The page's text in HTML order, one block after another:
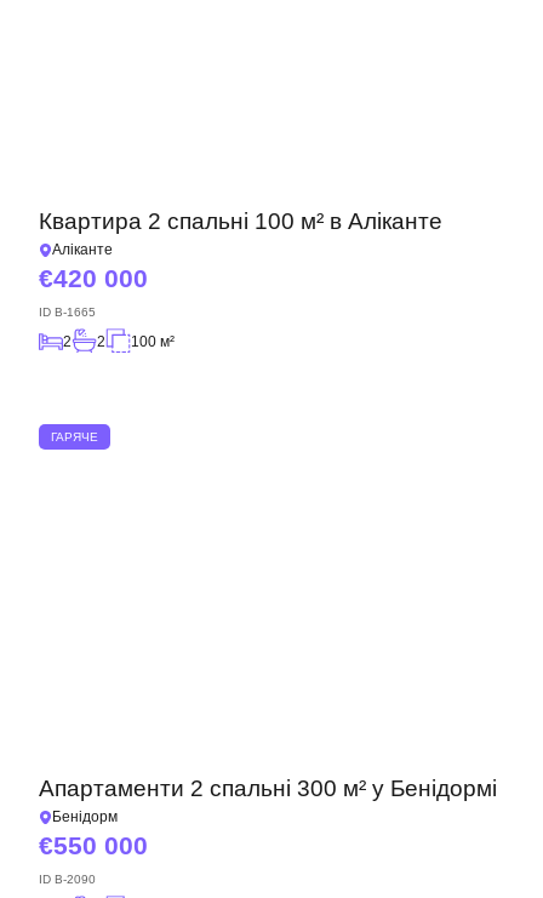
Квартира 2 спальні 100 м² в Аліканте
Аліканте
420 000
ID B-1665
2 2 100 м²
ГАРЯЧЕ
Апартаменти 2 спальні 300 м² у Бенідормі
Бенідорм
550 000
ID B-2090